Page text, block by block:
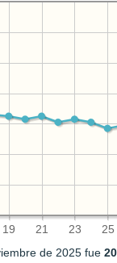
19 21 23 25
de 2025 fue